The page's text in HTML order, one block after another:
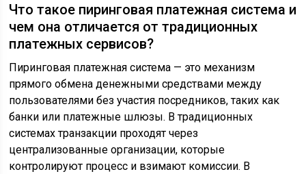
Что такое пиринговая платежная система и
чем она отличается от традиционных
платежных сервисов?
Пиринговая платежная система — это механизм
прямого обмена денежными средствами между
пользователями без участия посредников, таких как
банки или платежные шлюзы. В традиционных
системах транзакции проходят через
централизованные организации, которые
контролируют процесс и взимают комиссии. В